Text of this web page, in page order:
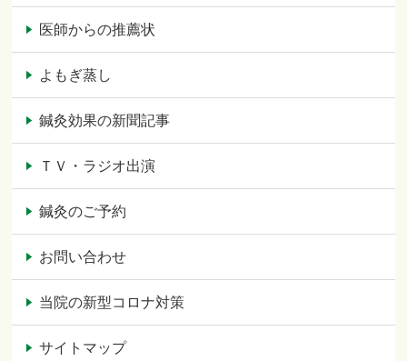
医師からの推薦状
よもぎ蒸し
鍼灸効果の新聞記事
ＴＶ・ラジオ出演
鍼灸のご予約
お問い合わせ
当院の新型コロナ対策
サイトマップ